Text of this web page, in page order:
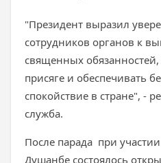
"Президент выразил
сотрудников органов к
священных
присяге и обеспечивать
спокойствие в стране", -
служба.
После парада при
Душанбе состоялось